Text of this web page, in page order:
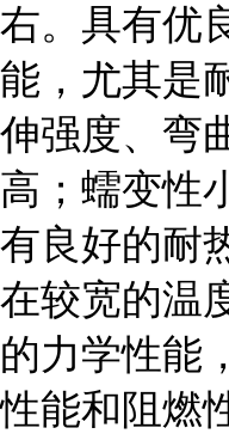
右。具有优
能，尤其是
伸强度、弯
高；蠕变性
有良好的耐
在较宽的温
的力学性能
性能和阻燃